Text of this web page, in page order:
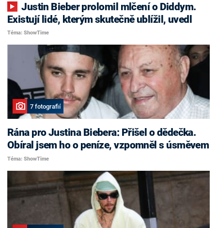
Justin Bieber prolomil mlčení o Diddym.
Existují lidé, kterým skutečně ublížil, uvedl
Téma: ShowTime
7 fotografií
Rána pro Justina Biebera: Přišel o dědečka.
Obíral jsem ho o peníze, vzpomněl s úsměvem
Téma: ShowTime